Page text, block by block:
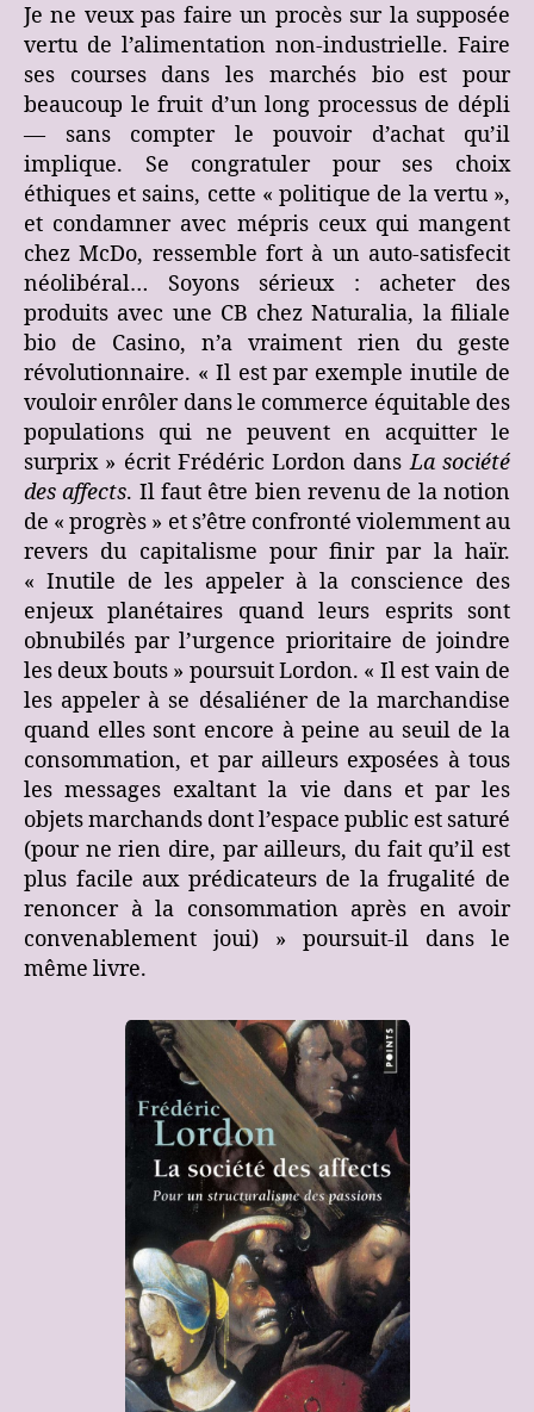
Je ne veux pas faire un procès sur la supposée
vertu de l’alimentation non-industrielle. Faire
ses courses dans les marchés bio est pour
beaucoup le fruit d’un long processus de dépli
— sans compter le pouvoir d’achat qu’il
implique. Se congratuler pour ses choix
éthiques et sains, cette « politique de la vertu »,
et condamner avec mépris ceux qui mangent
chez McDo, ressemble fort à un auto-satisfecit
néolibéral… Soyons sérieux : acheter des
produits avec une CB chez Naturalia, la filiale
bio de Casino, n’a vraiment rien du geste
révolutionnaire. « Il est par exemple inutile de
vouloir enrôler dans le commerce équitable des
populations qui ne peuvent en acquitter le
surprix » écrit Frédéric Lordon dansLa société
des affects. Il faut être bien revenu de la notion
de « progrès » et s’être confronté violemment au
revers du capitalisme pour finir par la haïr.
« Inutile de les appeler à la conscience des
enjeux planétaires quand leurs esprits sont
obnubilés par l’urgence prioritaire de joindre
les deux bouts » poursuit Lordon. « Il est vain de
les appeler à se désaliéner de la marchandise
quand elles sont encore à peine au seuil de la
consommation, et par ailleurs exposées à tous
les messages exaltant la vie dans et par les
objets marchands dont l’espace public est saturé
(pour ne rien dire, par ailleurs, du fait qu’il est
plus facile aux prédicateurs de la frugalité de
renoncer à la consommation après en avoir
convenablement joui) » poursuit-il dans le
même livre.